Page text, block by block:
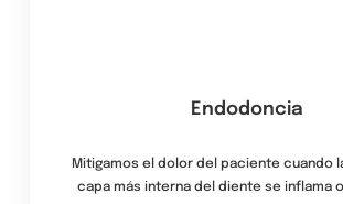
Endodoncia
Mitigamos el dolor del paciente cuando
capa más interna del diente se inflama